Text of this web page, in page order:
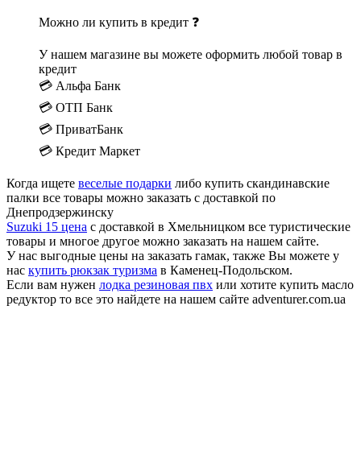
Можно ли купить в кредит ❓
У нашем магазине вы можете оформить любой товар в
кредит
💳 Альфа Банк
💳 ОТП Банк
💳 ПриватБанк
💳 Кредит Маркет
Когда ищете веселые подарки либо купить скандинавские
палки все товары можно заказать с доставкой по
Днепродзержинску
Suzuki 15 цена с доставкой в Хмельницком все туристические
товары и многое другое можно заказать на нашем сайте.
У нас выгодные цены на заказать гамак, также Вы можете у
нас купить рюкзак туризма в Каменец-Подольском.
Если вам нужен лодка резиновая пвх или хотите купить масло
редуктор то все это найдете на нашем сайте adventurer.com.ua